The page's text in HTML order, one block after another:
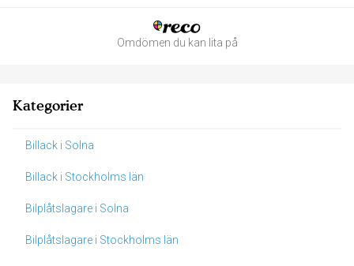
Omdömen du kan lita på
Kategorier
Billack i Solna
Billack i Stockholms län
Bilplåtslagare i Solna
Bilplåtslagare i Stockholms län